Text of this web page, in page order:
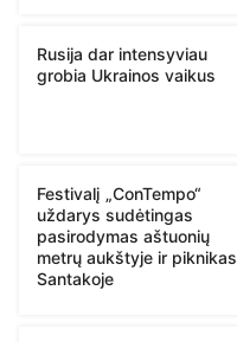
Rusija dar intensyviau
grobia Ukrainos vaikus
Festivalį „ConTempo“
uždarys sudėtingas
pasirodymas aštuonių
metrų aukštyje ir piknikas
Santakoje